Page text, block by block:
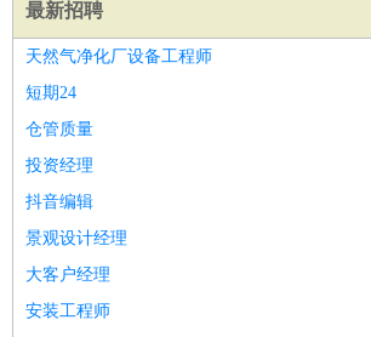
最新招聘
天然气净化厂设备工程师
短期24
仓管质量
投资经理
抖音编辑
景观设计经理
大客户经理
安装工程师